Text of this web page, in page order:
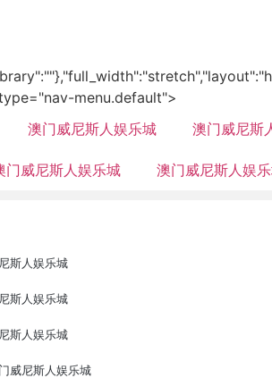
menu.default">
澳门威尼斯人娱乐城
澳门威尼斯
门威尼斯人娱乐城 澳门威尼斯人娱
斯人娱乐城
斯人娱乐城
斯人娱乐城
威尼斯人娱乐城